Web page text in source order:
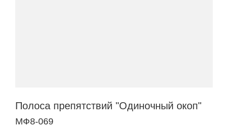
Полоса препятствий "Одиночный окоп"
МФ8-069